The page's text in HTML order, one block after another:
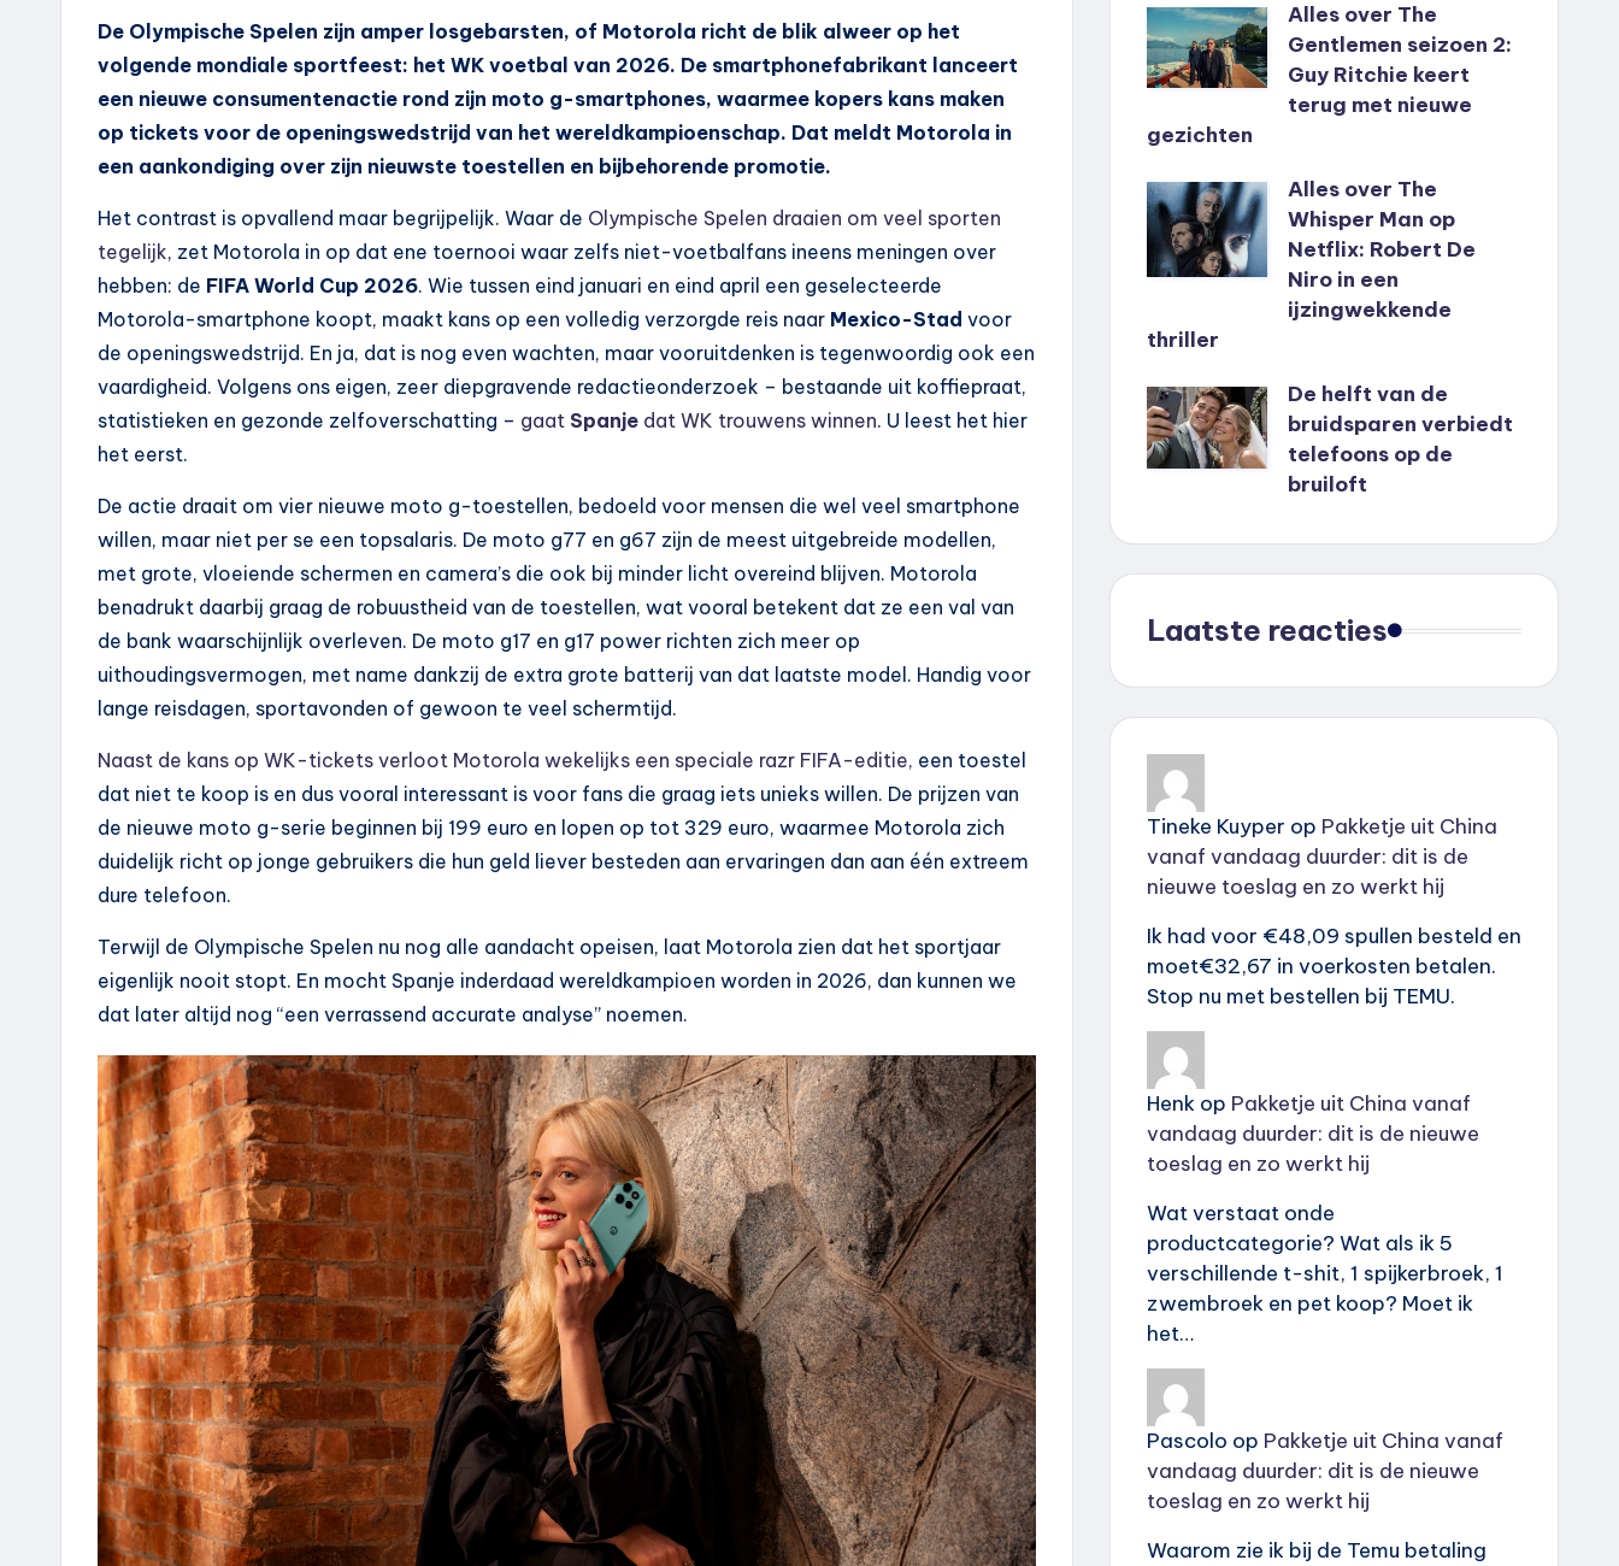
De Olympische Spelen zijn amper losgebarsten, of Motorola richt de blik alweer op het
volgende mondiale sportfeest: het WK voetbal van 2026. De smartphonefabrikant lanceert
een nieuwe consumentenactie rond zijn moto g-smartphones, waarmee kopers kans maken
op tickets voor de openingswedstrijd van het wereldkampioenschap. Dat meldt Motorola in
een aankondiging over zijn nieuwste toestellen en bijbehorende promotie.
Het contrast is opvallend maar begrijpelijk. Waar de Olympische Spelen draaien om veel sporten
tegelijk, zet Motorola in op dat ene toernooi waar zelfs niet-voetbalfans ineens meningen over
hebben: de FIFA World Cup 2026. Wie tussen eind januari en eind april een geselecteerde
Motorola-smartphone koopt, maakt kans op een volledig verzorgde reis naar Mexico-Stad voor
de openingswedstrijd. En ja, dat is nog even wachten, maar vooruitdenken is tegenwoordig ook een
vaardigheid. Volgens ons eigen, zeer diepgravende redactieonderzoek – bestaande uit koffiepraat,
statistieken en gezonde zelfoverschatting – gaat Spanje dat WK trouwens winnen. U leest het hier
het eerst.
De actie draait om vier nieuwe moto g-toestellen, bedoeld voor mensen die wel veel smartphone
willen, maar niet per se een topsalaris. De moto g77 en g67 zijn de meest uitgebreide modellen,
met grote, vloeiende schermen en camera’s die ook bij minder licht overeind blijven. Motorola
benadrukt daarbij graag de robuustheid van de toestellen, wat vooral betekent dat ze een val van
de bank waarschijnlijk overleven. De moto g17 en g17 power richten zich meer op
uithoudingsvermogen, met name dankzij de extra grote batterij van dat laatste model. Handig voor
lange reisdagen, sportavonden of gewoon te veel schermtijd.
Naast de kans op WK-tickets verloot Motorola wekelijks een speciale razr FIFA-editie, een toestel
dat niet te koop is en dus vooral interessant is voor fans die graag iets unieks willen. De prijzen van
de nieuwe moto g-serie beginnen bij 199 euro en lopen op tot 329 euro, waarmee Motorola zich
duidelijk richt op jonge gebruikers die hun geld liever besteden aan ervaringen dan aan één extreem
dure telefoon.
Terwijl de Olympische Spelen nu nog alle aandacht opeisen, laat Motorola zien dat het sportjaar
eigenlijk nooit stopt. En mocht Spanje inderdaad wereldkampioen worden in 2026, dan kunnen we
dat later altijd nog “een verrassend accurate analyse” noemen.
Alles over The
Gentlemen seizoen 2:
Guy Ritchie keert
terug met nieuwe
gezichten
Alles over The
Whisper Man op
Netflix: Robert De
Niro in een
ijzingwekkende
thriller
De helft van de
bruidsparen verbiedt
telefoons op de
bruiloft
Laatste reacties
Tineke Kuyper op Pakketje uit China
vanaf vandaag duurder: dit is de
nieuwe toeslag en zo werkt hij
Ik had voor €48,09 spullen besteld en
moet€32,67 in voerkosten betalen.
Stop nu met bestellen bij TEMU.
Henkop Pakketje uit China vanaf
vandaag duurder: dit is de nieuwe
toeslag en zo werkt hij
Wat verstaat onde
productcategorie? Wat als ik 5
verschillende t-shit, 1 spijkerbroek, 1
zwembroek en pet koop? Moet ik
het…
Pascolo op Pakketje uit China vanaf
vandaag duurder: dit is de nieuwe
toeslag en zo werkt hij
Waarom zie ik bij de Temu betaling